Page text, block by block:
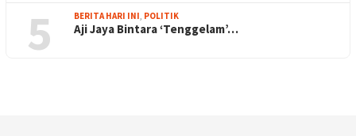
5 BERITA HARI INI POLITIK
Aji Jaya Bintara ‘Tenggelam’…